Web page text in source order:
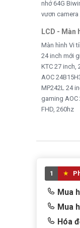
nhớ 64G
vươn camera
LCD - Màn
Màn hình Vi
24 inch mới
KTC 27 inch,
AOC
MP242L 24
gaming AOC
FHD, 260hz
1
Mua
Mua
Hóa